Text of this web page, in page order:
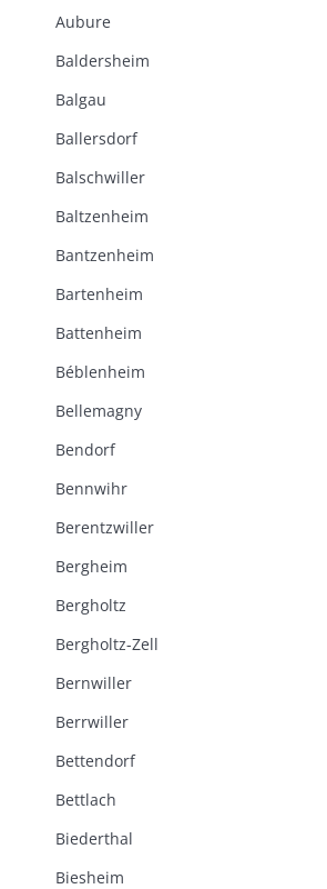
Aubure
Baldersheim
Balgau
Ballersdorf
Balschwiller
Baltzenheim
Bantzenheim
Bartenheim
Battenheim
Béblenheim
Bellemagny
Bendorf
Bennwihr
Berentzwiller
Bergheim
Bergholtz
Bergholtz-Zell
Bernwiller
Berrwiller
Bettendorf
Bettlach
Biederthal
Biesheim